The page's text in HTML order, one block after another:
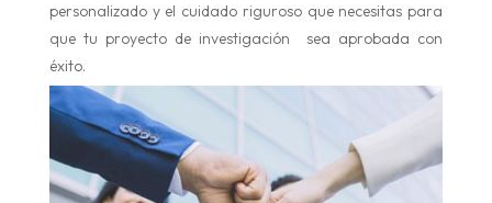
personalizado y el cuidado riguroso que necesitas para
que tu proyecto de investigación sea aprobada con
éxito.
Nos aseguramos de cumplir todas las normas de
escritura APA, Chicago, Vancouver, etc., evitando el
plagio. Nuestros profesionales te acompañan desde la
idea inicial del proyecto hasta los detalles finales para